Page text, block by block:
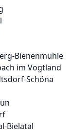
Bienenmühle
im Vogtland
Schöna
Bielatal